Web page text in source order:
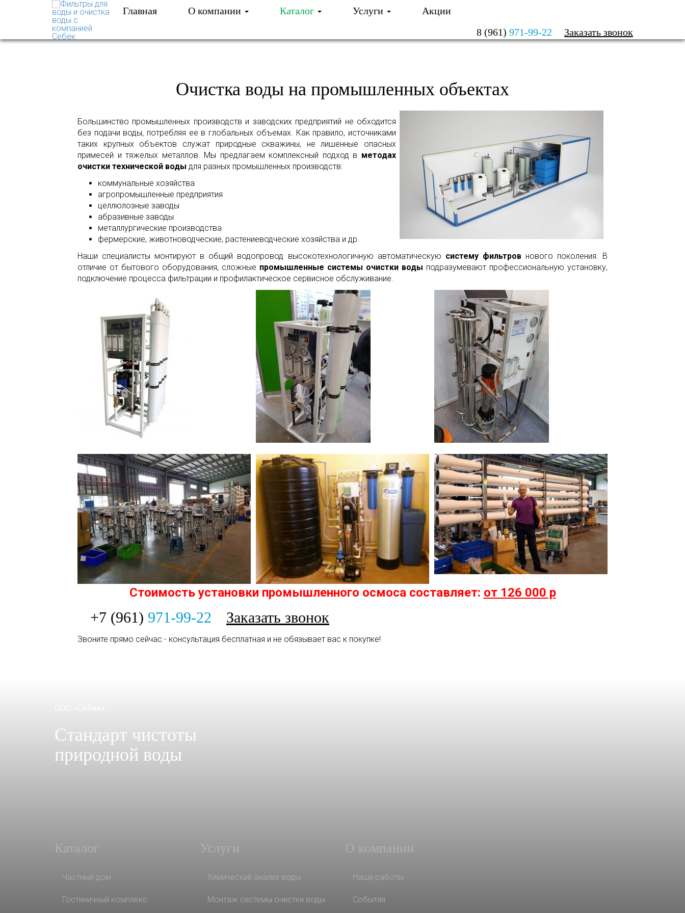
Главная О компании Каталог Услуги
Акции
8 (961) 971-99-22 Заказать звонок
ПРОМЫШЛЕННЫЙ ОБЪЕКТ
Очистка воды на промышленных объектах
Большинство промышленных производств и заводских предприятий не обходится
без подачи воды, потребляя ее в глобальных объемах. Как правило, источниками
таких крупных объектов служат природные скважины, не лишенные опасных
примесей и тяжелых металлов. Мы предлагаем комплексный подход в методах
очистки технической воды для разных промышленных производств:
коммунальные хозяйства
агропромышленные предприятия
целлюлозные заводы
абразивные заводы
металлургические производства
фермерские, животноводческие, растениеводческие хозяйства и др.
Наши специалисты монтируют в общий водопровод высокотехнологичную автоматическую систему фильтровнового поколения. В
отличие от бытового оборудования, сложные промышленные системы очистки воды подразумевают профессиональную установку,
подключение процесса фильтрации и профилактическое сервисное обслуживание.
Стоимость установки промышленного осмоса составляет: от 126 000 р
+7 (961) 971-99-22 Заказать звонок
Звоните прямо сейчас - консультация бесплатная и не обязывает вас к покупке!
Стандарт чистоты
природной воды
Каталог
Частный дом
Гостиничный комплекс
Услуги
Химический анализ воды
Монтаж системы очистки воды
О компании
Наши работы
События